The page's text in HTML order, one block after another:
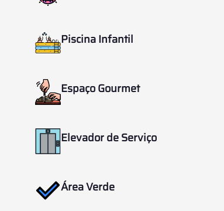
Piscina Infantil
Espaço Gourmet
Elevador de Serviço
Área Verde